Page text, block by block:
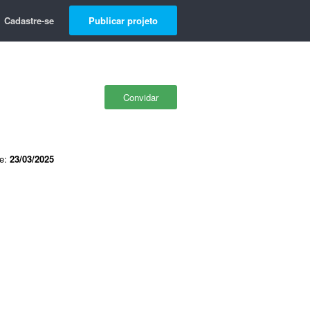
Cadastre-se Publicar projeto
Convidar
23/03/2025